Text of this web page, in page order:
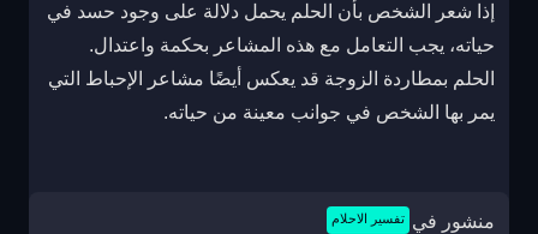
إذا شعر الشخص بأن الحلم يحمل دلالة على وجود حسد في
حياته، يجب التعامل مع هذه المشاعر بحكمة واعتدال.
الحلم بمطاردة الزوجة قد يعكس أيضًا مشاعر الإحباط التي
يمر بها الشخص في جوانب معينة من حياته.
منشور في تفسير الاحلام